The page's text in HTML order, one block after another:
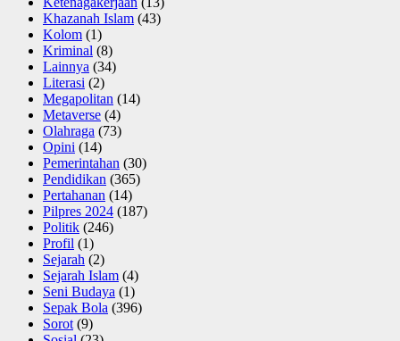
Khazanah Islam (43)
Kolom (1)
Kriminal (8)
Lainnya (34)
Literasi (2)
Megapolitan (14)
Metaverse (4)
Olahraga (73)
Opini (14)
Pemerintahan (30)
Pendidikan (365)
Pertahanan (14)
Pilpres 2024 (187)
Politik (246)
Profil (1)
Sejarah (2)
Sejarah Islam (4)
Seni Budaya (1)
Sepak Bola (396)
Sorot (9)